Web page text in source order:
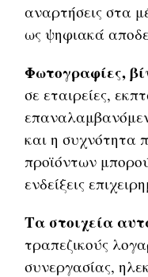
αναρτήσεις στα
ως ψηφιακά
Φωτογραφίες,
σε εταιρείες,
και η συχνότητα
προϊόντων
ενδείξεις
Τα στοιχεία
τραπεζικούς
συνεργασίας,